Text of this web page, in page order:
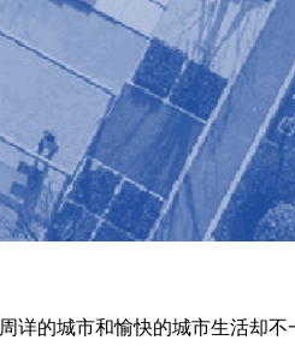
的城市和愉快的城市生活却